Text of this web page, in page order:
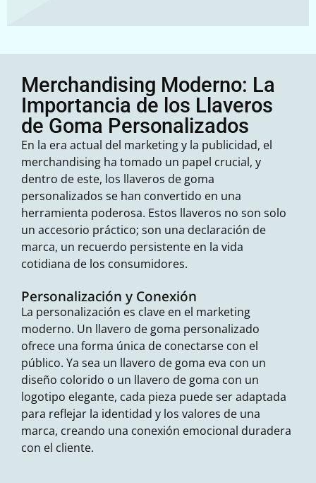
Merchandising Moderno: La
Importancia de los Llaveros
de Goma Personalizados
En la era actual del marketing y la publicidad, el
merchandising ha tomado un papel crucial, y
dentro de este, los llaveros de goma
personalizados se han convertido en una
herramienta poderosa. Estos llaveros no son solo
un accesorio práctico; son una declaración de
marca, un recuerdo persistente en la vida
cotidiana de los consumidores.
Personalización y Conexión
La personalización es clave en el marketing
moderno. Un llavero de goma personalizado
ofrece una forma única de conectarse con el
público. Ya sea un llavero de goma eva con un
diseño colorido o un llavero de goma con un
logotipo elegante, cada pieza puede ser adaptada
para reflejar la identidad y los valores de una
marca, creando una conexión emocional duradera
con el cliente.